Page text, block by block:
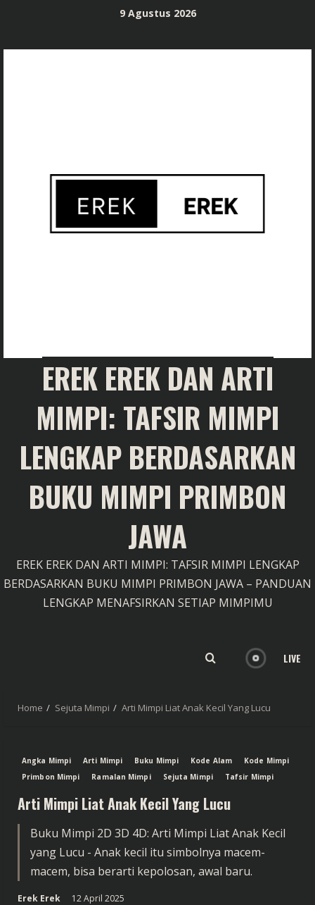
content
9 Agustus 2026
EREK EREK DAN ARTI
MIMPI: TAFSIR MIMPI
LENGKAP BERDASARKAN
BUKU MIMPI PRIMBON
JAWA
EREK EREK DAN ARTI MIMPI: TAFSIR MIMPI LENGKAP
BERDASARKAN BUKU MIMPI PRIMBON JAWA – PANDUAN
LENGKAP MENAFSIRKAN SETIAP MIMPIMU
LIVE
Home Sejuta Mimpi Arti Mimpi Liat Anak Kecil Yang Lucu
Angka Mimpi Arti Mimpi Buku Mimpi Kode Alam
Kode Mimpi
Primbon Mimpi
Ramalan Mimpi Sejuta Mimpi Tafsir Mimpi
Arti Mimpi Liat Anak Kecil Yang Lucu
Buku Mimpi 2D 3D 4D: Arti Mimpi Liat Anak Kecil
yang Lucu - Anak kecil itu simbolnya macem-
macem, bisa berarti kepolosan, awal baru.
Erek Erek 12 April 2025